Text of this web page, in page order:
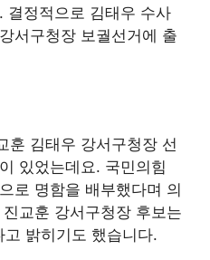
결정적으로 김태우 수사
서구청장 보궐선거에 출
훈 김태우 강서구청장 선
있었는데요. 국민의힘
로 명함을 배부했다며 의
교훈 강서구청장 후보는
밝히기도 했습니다.